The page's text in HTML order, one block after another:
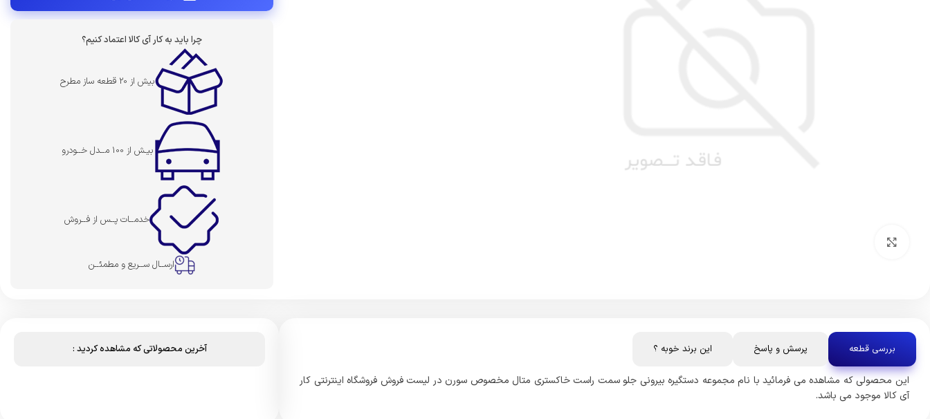
چرا باید به کار آی کالا اعتماد کنیم؟
بیش از 20 قطعه ساز مطرح
بیـش از 100 مــدل خــودرو
خدمــات پــس از فــروش
ارســال ســریع و مطمئــن
بررسی قطعه پرسش و پاسخ این برند خوبه ؟
این محصولی که مشاهده می فرمائید با نام مجموعه دستگیره بیرونی جلو سمت راست خاکستری متال مخصوص سورن در لیست فروش فروشگاه اینترنتی کار
آی کالا موجود می باشد.
آخرین محصولاتی که مشاهده کردید :